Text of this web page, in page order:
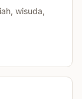
wisuda,